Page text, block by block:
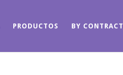
PRODUCTOS BY CONTRACT